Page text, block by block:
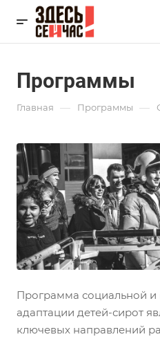
Программы
Главная — Программы —
Программа социальной и
адаптации детей-сирот
ключевых направлений